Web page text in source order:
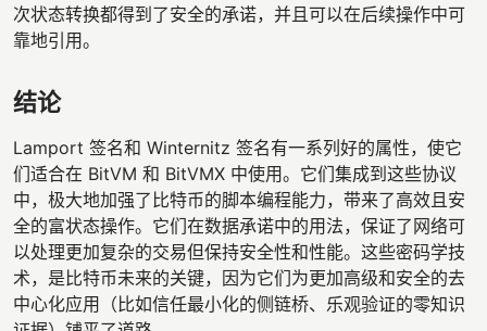
次状态转换都得到了安全的承诺，并且可以在后续操作中可
靠地引用。
结论
Lamport 签名和 Winternitz 签名有一系列好的属性，使它
们适合在 BitVM 和 BitVMX 中使用。它们集成到这些协议
中，极大地加强了比特币的脚本编程能力，带来了高效且安
全的富状态操作。它们在数据承诺中的用法，保证了网络可
以处理更加复杂的交易但保持安全性和性能。这些密码学技
术，是比特币未来的关键，因为它们为更加高级和安全的去
中心化应用（比如信任最小化的侧链桥、乐观验证的零知识